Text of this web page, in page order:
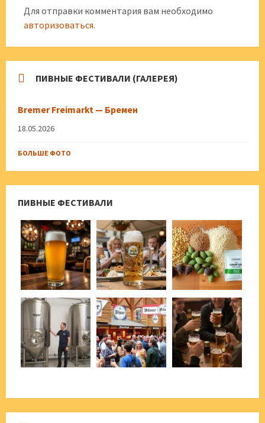
Для отправки комментария вам необходимо
авторизоваться.
ПИВНЫЕ ФЕСТИВАЛИ (ГАЛЕРЕЯ)
Bremer Freimarkt — Бремен
18.05.2026
БОЛЬШЕ ФОТО
ПИВНЫЕ ФЕСТИВАЛИ